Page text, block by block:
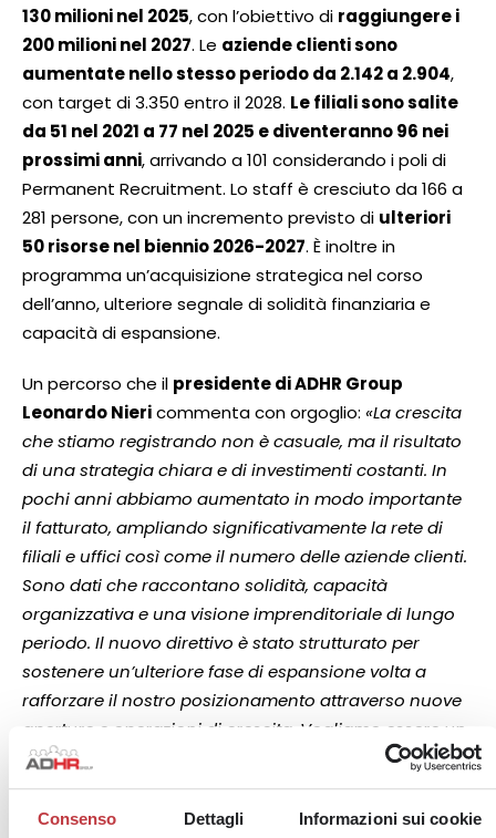
Consenso Dettagli Informazioni sui cookie
130 milioni nel 2025, con l’obiettivo di raggiungere i
200 milioni nel 2027. Le aziende clienti sono
aumentate nello stesso periodo da 2.142 a 2.904,
con target di 3.350 entro il 2028. Le filiali sono salite
da 51 nel 2021 a 77 nel 2025 e diventeranno 96 nei
prossimi anni, arrivando a 101 considerando i poli di
Permanent Recruitment. Lo staff è cresciuto da 166 a
281 persone, con un incremento previsto di ulteriori
50 risorse nel biennio 2026-2027. È inoltre in
programma un’acquisizione strategica nel corso
dell’anno, ulteriore segnale di solidità finanziaria e
capacità di espansione.
Un percorso che il presidente di ADHR Group
Leonardo Niericommenta con orgoglio: «La crescita
che stiamo registrando non è casuale, ma il risultato
di una strategia chiara e di investimenti costanti. In
pochi anni abbiamo aumentato in modo importante
il fatturato, ampliando significativamente la rete di
filiali e uffici così come il numero delle aziende clienti.
Sono dati che raccontano solidità, capacità
organizzativa e una visione imprenditoriale di lungo
periodo. Il nuovo direttivo è stato strutturato per
sostenere un’ulteriore fase di espansione volta a
rafforzare il nostro posizionamento attraverso nuove
aperture e operazioni di crescita. Vogliamo essere un
partner sempre più strategico per le imprese,
un’azienda che attrae nuovi talenti e capace di
crescere in modo strutturato e sostenibile».